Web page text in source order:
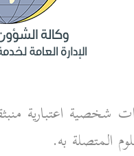
شخصية اعتبارية
المتصلة به.